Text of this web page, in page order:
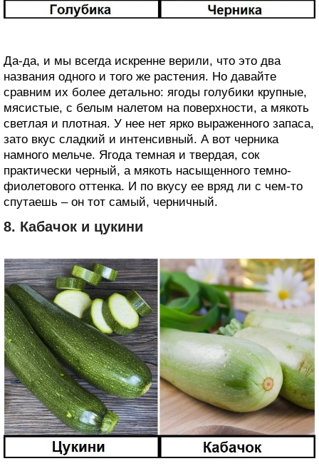
Да-да, и мы всегда искренне верили, что это два
названия одного и того же растения. Но давайте
сравним их более детально: ягоды голубики крупные,
мясистые, с белым налетом на поверхности, а мякоть
светлая и плотная. У нее нет ярко выраженного запаса,
зато вкус сладкий и интенсивный. А вот черника
намного мельче. Ягода темная и твердая, сок
практически черный, а мякоть насыщенного темно-
фиолетового оттенка. И по вкусу ее вряд ли с чем-то
спутаешь – он тот самый, черничный.
8. Кабачок и цукини